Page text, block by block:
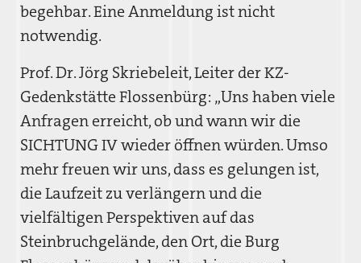
begehbar. Eine Anmeldung ist nicht
notwendig.
Prof. Dr. Jörg Skriebeleit, Leiter der KZ-
Gedenkstätte Flossenbürg: „Uns haben viele
Anfragen erreicht, ob und wann wir die
SICHTUNG IV wieder öffnen würden. Umso
mehr freuen wir uns, dass es gelungen ist,
die Laufzeit zu verlängern und die
vielfältigen Perspektiven auf das
Steinbruchgelände, den Ort, die Burg